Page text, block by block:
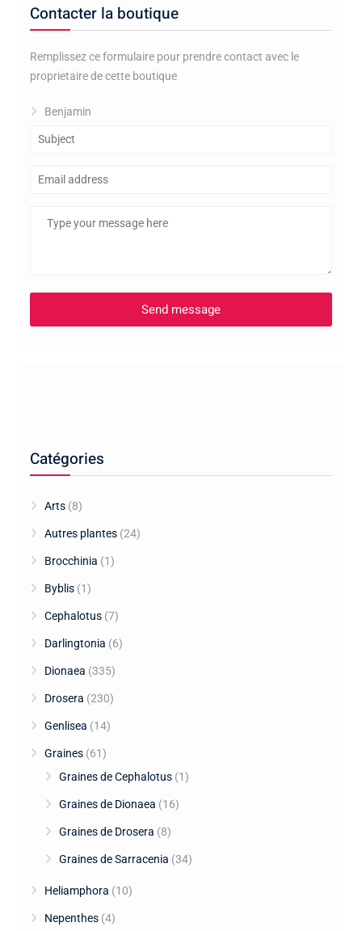
Contacter la boutique
Remplissez ce formulaire pour prendre contact avec le
proprietaire de cette boutique
Benjamin
Catégories
Arts (8)
Autres plantes (24)
Brocchinia (1)
Byblis (1)
Cephalotus (7)
Darlingtonia (6)
Dionaea (335)
Drosera (230)
Genlisea (14)
Graines (61)
Graines de Cephalotus (1)
Graines de Dionaea (16)
Graines de Drosera (8)
Graines de Sarracenia (34)
Heliamphora (10)
Nepenthes (4)